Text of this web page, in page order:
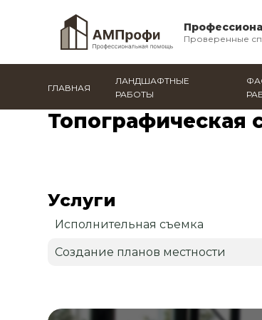
Проверенные
ГЛАВНАЯ
ЛАНДШАФТНЫЕ
РАБОТЫ
Топографическая
Услуги
Исполнительная съемка
Создание планов местности